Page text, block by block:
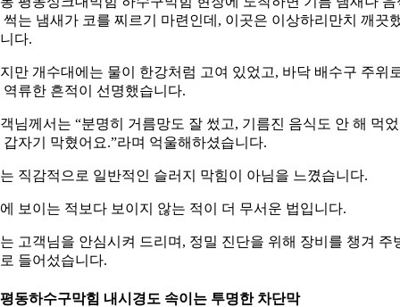
썩는 냄새가 코를 찌르기 마련인데, 이곳은 이상하리만치 깨끗
다.
만 개수대에는 물이 한강처럼 고여 있었고, 바닥 배수구 주위
역류한 흔적이 선명했습니다.
님께서는 “분명히 거름망도 잘 썼고, 기름진 음식도 안 해 먹
갑자기 막혔어요.”라며 억울해하셨습니다.
직감적으로 일반적인 슬러지 막힘이 아님을 느꼈습니다.
보이는 적보다 보이지 않는 적이 더 무서운 법입니다.
고객님을 안심시켜 드리며, 정밀 진단을 위해 장비를 챙겨 주
들어섰습니다.
동하수구막힘 내시경도 속이는 투명한 차단막